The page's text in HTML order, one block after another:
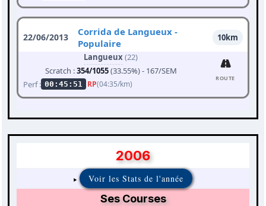
22/06/2013
Corrida de Langueux -
Populaire
10km
Langueux(22)
Scratch :354/1055(33.55%) - 167/SEM
Perf : 00:45:51 RP(04:35/km)
ROUTE
2006
Voir les Stats de l'année
Ses Courses